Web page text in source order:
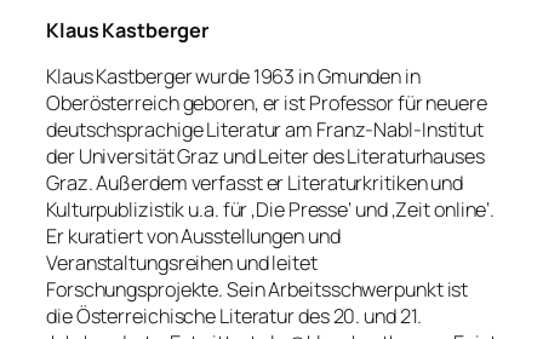
Klaus Kastberger
Klaus Kastberger wurde 1963 in Gmunden in
Oberösterreich geboren, er ist Professor für neuere
deutschsprachige Literatur am Franz-Nabl-Institut
der Universität Graz und Leiter des Literaturhauses
Graz. Außerdem verfasst er Literaturkritiken und
Kulturpublizistik u.a. für ‚Die Presse‘ und ‚Zeit online‘.
Er kuratiert von Ausstellungen und
Veranstaltungsreihen und leitet
Forschungsprojekte. Sein Arbeitsschwerpunkt ist
die Österreichische Literatur des 20. und 21.